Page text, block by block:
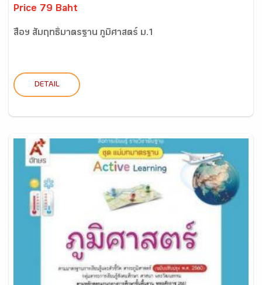
Price 79 Baht
สื่อฯ สัมฤทธิ์มาตรฐาน ภูมิศาสตร์ ม.1
DETAIL